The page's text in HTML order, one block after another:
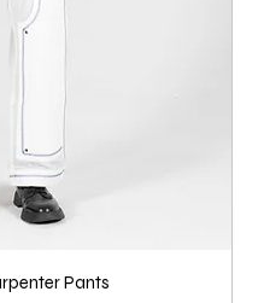
Pants